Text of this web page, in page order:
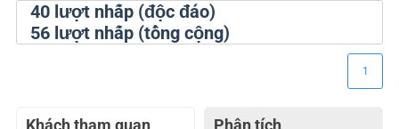
40lượt nhấp (độc đáo)
56lượt nhấp (tổng cộng)
Khách tham quan Phân tích
1